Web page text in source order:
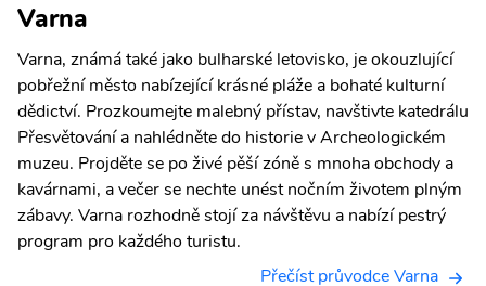
Varna
Varna, známá také jako bulharské letovisko, je okouzlující
pobřežní město nabízející krásné pláže a bohaté kulturní
dědictví. Prozkoumejte malebný přístav, navštivte katedrálu
Přesvětování a nahlédněte do historie v Archeologickém
muzeu. Projděte se po živé pěší zóně s mnoha obchody a
kavárnami, a večer se nechte unést nočním životem plným
zábavy. Varna rozhodně stojí za návštěvu a nabízí pestrý
program pro každého turistu.
Přečíst průvodce Varna